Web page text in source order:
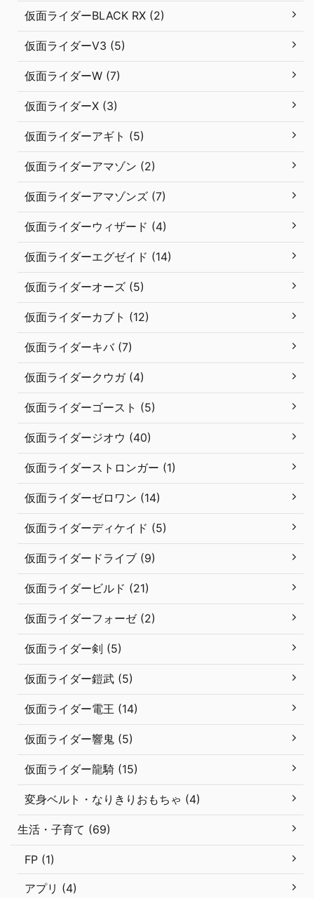
仮面ライダーBLACK RX (2)
仮面ライダーV3 (5)
仮面ライダーW (7)
仮面ライダーX (3)
仮面ライダーアギト (5)
仮面ライダーアマゾン (2)
仮面ライダーアマゾンズ (7)
仮面ライダーウィザード (4)
仮面ライダーエグゼイド (14)
仮面ライダーオーズ (5)
仮面ライダーカブト (12)
仮面ライダーキバ (7)
仮面ライダークウガ (4)
仮面ライダーゴースト (5)
仮面ライダージオウ (40)
仮面ライダーストロンガー (1)
仮面ライダーゼロワン (14)
仮面ライダーディケイド (5)
仮面ライダードライブ (9)
仮面ライダービルド (21)
仮面ライダーフォーゼ (2)
仮面ライダー剣 (5)
仮面ライダー鎧武 (5)
仮面ライダー電王 (14)
仮面ライダー響鬼 (5)
仮面ライダー龍騎 (15)
変身ベルト・なりきりおもちゃ (4)
生活・子育て (69)
FP (1)
アプリ (4)